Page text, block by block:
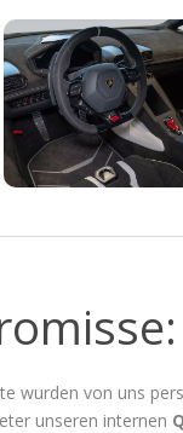
wurden von uns
unseren internen